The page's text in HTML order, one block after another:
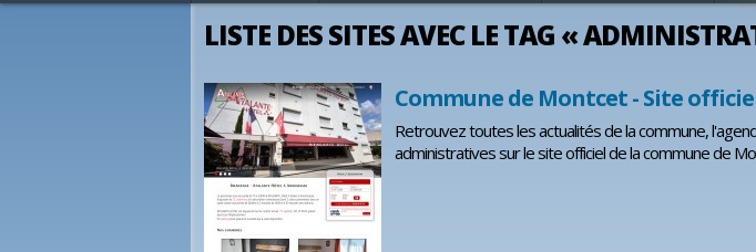
LISTE DES SITES AVEC LE TAG «
Commune de Montcet - Site
Retrouvez toutes les actualités de la commune,
administratives sur le site officiel de la commune de